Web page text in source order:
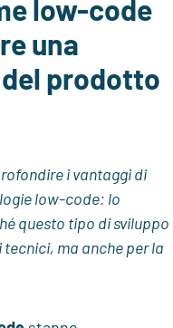
low-code
una
del prodotto
i vantaggi di
low-code: lo
questo tipo di sviluppo
ma anche per la